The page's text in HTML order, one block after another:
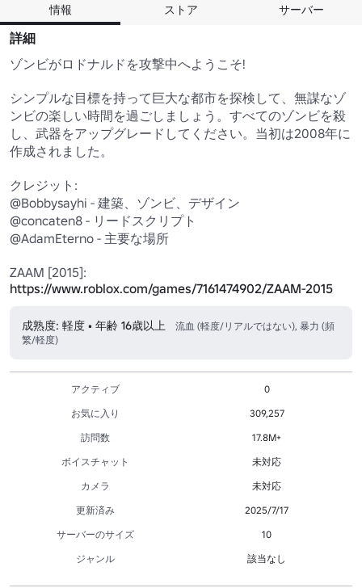
情報 ストア サーバー
詳細
ゾンビがロドナルドを攻撃中へようこそ!
シンプルな目標を持って巨大な都市を探検して、無謀なゾ
ンビの楽しい時間を過ごしましょう。すべてのゾンビを殺
し、武器をアップグレードしてください。当初は2008年に
作成されました。
クレジット:
@Bobbysayhi - 建築、ゾンビ、デザイン
@concaten8 - リードスクリプト
@AdamEterno - 主要な場所
https://www.roblox.com/games/7161474902/ZAAM-2015
成熟度: 軽度 • 年齢 16歳以上
流血 (軽度/リアルではない), 暴力 (頻
繁/軽度)
アクティブ
0
お気に入り
309,257
訪問数
17.8M+
ボイスチャット
未対応
カメラ
未対応
更新済み
2025/7/17
サーバーのサイズ
10
ジャンル
該当なし